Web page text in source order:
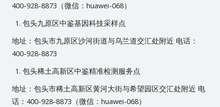
400-928-8873（微信：huawei-068）
包头九原区中鉴基因科技采样点
地址：包头市九原区沙河街道与乌兰道交汇处附近 电话：
400-928-8873
包头稀土高新区中鉴精准检测服务点
地址：包头市稀土高新区黄河大街与希望园区交汇处附近 电
话：400-928-8873（微信：huawei-068）